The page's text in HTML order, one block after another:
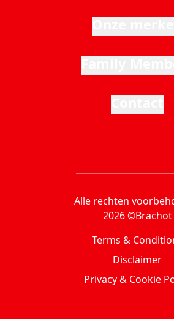
Alle rechten
2026 ©Brachot
Terms &
Disclaimer
Privacy & Cookie